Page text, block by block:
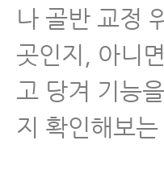
나 골반 교정
곳인지, 아니
고 당겨 기능
지 확인해보